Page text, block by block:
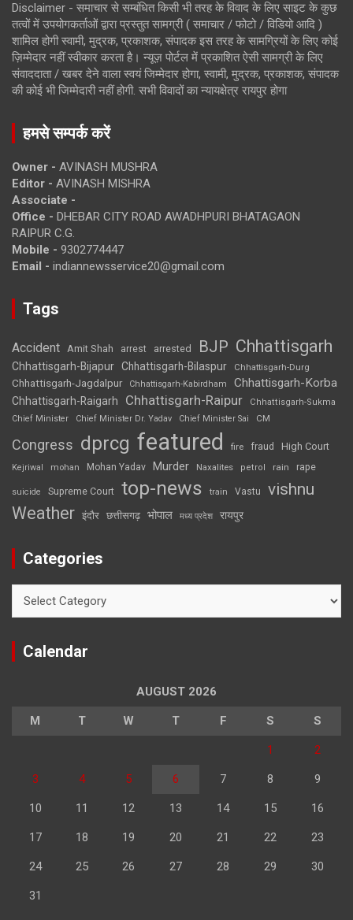
Disclaimer - समाचार से सम्बंधित किसी भी तरह के विवाद के लिए साइट के कुछ
तत्वों में उपयोगकर्ताओं द्वारा प्रस्तुत सामग्री ( समाचार / फोटो / विडियो आदि )
शामिल होगी स्वामी, मुद्रक, प्रकाशक, संपादक इस तरह के सामग्रियों के लिए कोई
ज़िम्मेदार नहीं स्वीकार करता है। न्यूज़ पोर्टल में प्रकाशित ऐसी सामग्री के लिए
संवाददाता / खबर देने वाला स्वयं जिम्मेदार होगा, स्वामी, मुद्रक, प्रकाशक, संपादक
की कोई भी जिम्मेदारी नहीं होगी. सभी विवादों का न्यायक्षेत्र रायपुर होगा
हमसे सम्पर्क करें
Owner - AVINASH MUSHRA
Editor - AVINASH MISHRA
Associate -
Office - DHEBAR CITY ROAD AWADHPURI BHATAGAON
RAIPUR C.G.
Mobile - 9302774447
Email - indiannewsservice20@gmail.com
Tags
Accident Amit Shah arrest arrested BJP Chhattisgarh
Chhattisgarh-Bijapur Chhattisgarh-Bilaspur Chhattisgarh-Durg
Chhattisgarh-Jagdalpur Chhattisgarh-Kabirdham Chhattisgarh-Korba
Chhattisgarh-Raigarh Chhattisgarh-Raipur
Chhattisgarh-Sukma
Chief Minister
Chief Minister Dr. Yadav Chief Minister Sai CM
Congress dprcg featured fire fraud High Court
Kejriwal mohan Mohan Yadav Murder Naxalites petrol rain rape
suicide Supreme Court top-news train Vastu vishnu
Weather इंदौर छत्तीसगढ़ भोपाल मध्य प्रदेश रायपुर
Categories
Calendar
AUGUST 2026
M T W T F S S
1 2
3 4 5 6 7 8 9
10 11 12 13 14 15 16
17 18 19 20 21 22 23
24 25 26 27 28 29 30
31